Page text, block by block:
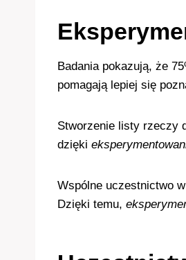
Badania pokazują, że
pomagają lepiej się
Stworzenie listy rzeczy
dzięki
Wspólne uczestnictwo
Dzięki temu,